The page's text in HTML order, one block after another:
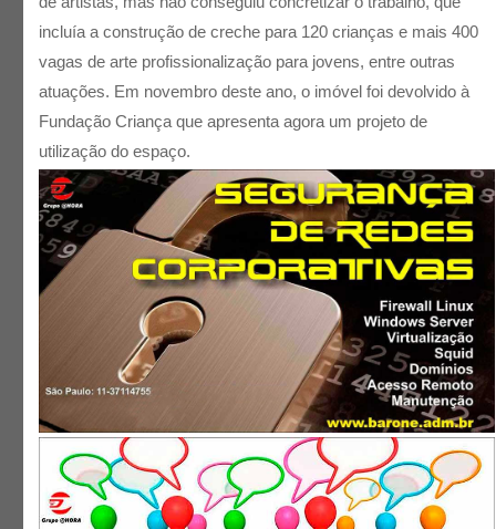
incluía a construção de creche para 120 crianças e mais 400
vagas de arte profissionalização para jovens, entre outras
atuações. Em novembro deste ano, o imóvel foi devolvido à
Fundação Criança que apresenta agora um projeto de
utilização do espaço.